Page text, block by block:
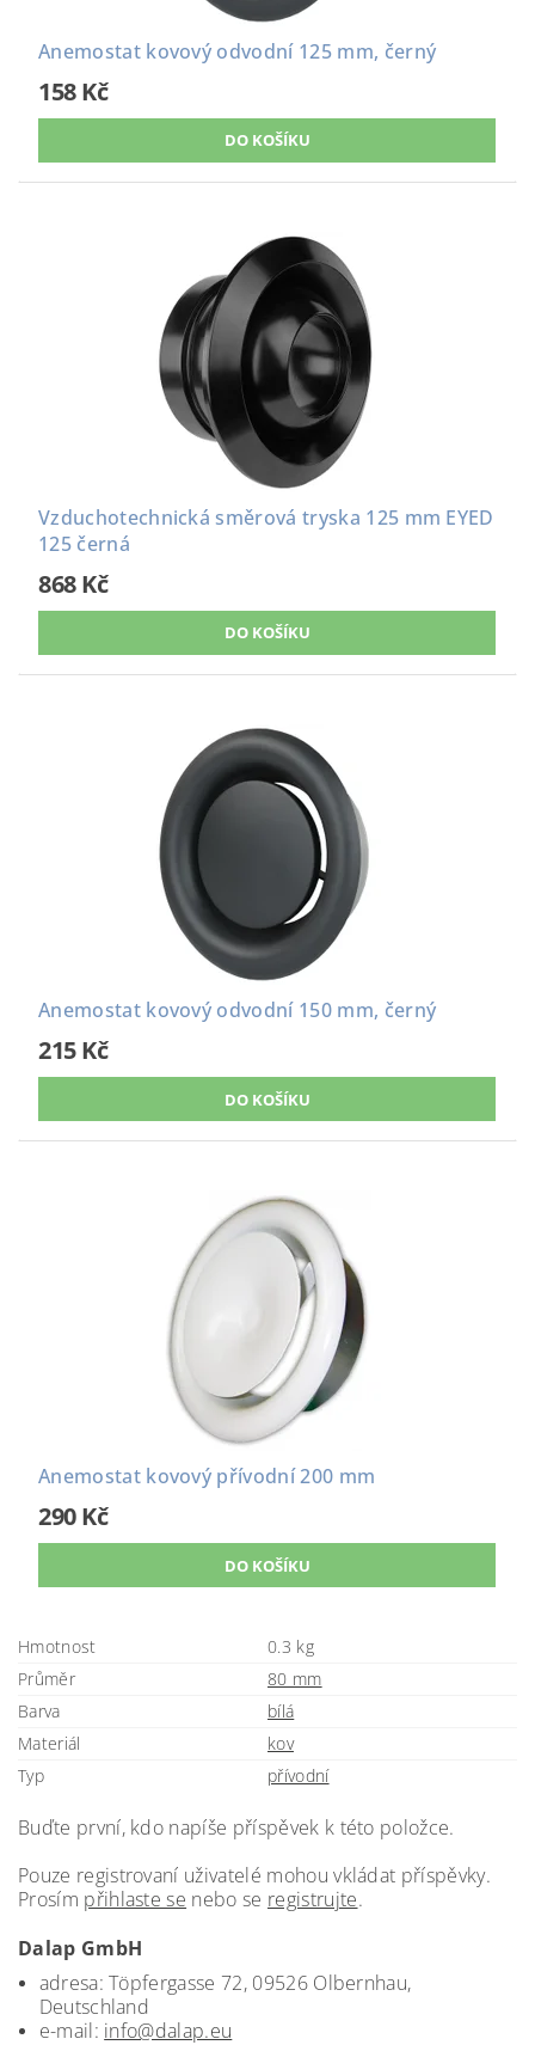
Anemostat kovový odvodní 125 mm, černý
158 Kč
Vzduchotechnická směrová tryska 125 mm EYED
125 černá
868 Kč
Anemostat kovový odvodní 150 mm, černý
215 Kč
Anemostat kovový přívodní 200 mm
290 Kč
Hmotnost
0.3 kg
Průměr
80 mm
Barva
bílá
Materiál
kov
Typ
přívodní
Buďte první, kdo napíše příspěvek k této položce.
Pouze registrovaní uživatelé mohou vkládat příspěvky.
Prosím přihlaste se nebo se registrujte.
Dalap GmbH
adresa: Töpfergasse 72, 09526 Olbernhau,
Deutschland
e-mail: info@dalap.eu